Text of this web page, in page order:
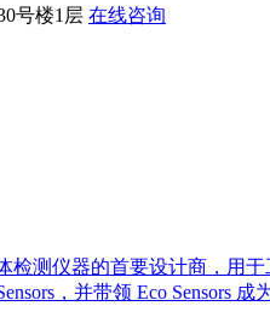
号楼1层 在线咨询
检测仪器的首要设计商，用
，并带领 Eco Sensors 成